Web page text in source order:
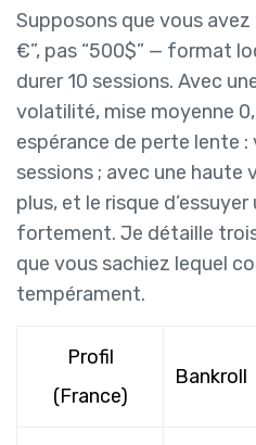
Supposons que vous
€”, pas “500$” — format
durer 10 sessions. Avec
volatilité, mise moyenne
espérance de perte lente
sessions ; avec une haute
plus, et le risque
fortement. Je détaille
que vous sachiez lequel
tempérament.
Profil
(France)
Bankroll